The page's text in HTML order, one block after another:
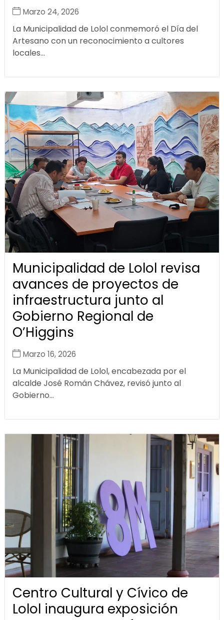
Marzo 24, 2026
La Municipalidad de Lolol conmemoró el Día del
Artesano con un reconocimiento a cultores
locales...
Municipalidad de Lolol revisa
avances de proyectos de
infraestructura junto al
Gobierno Regional de
O’Higgins
Marzo 16, 2026
La Municipalidad de Lolol, encabezada por el
alcalde José Román Chávez, revisó junto al
Gobierno...
Centro Cultural y Cívico de
Lolol inaugura exposición